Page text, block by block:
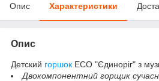
Опис Характеристики
Опис
Детский горшок ЕСО "Єдиноріг" з
Двокомпонентний горщик